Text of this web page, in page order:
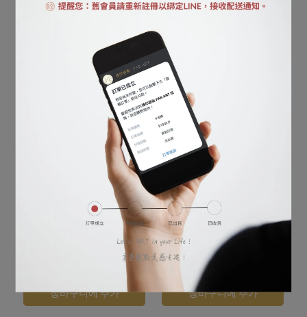
【 Mini 橫卷 】蘇軾・黃州
장바구니에 추가
【 Mini 橫卷 】趙孟頫・鵲
판매됨: 71
NT$3,780
【 Mini 橫卷 】郎世寧・百
장바구니에 추가
【 Mini 橫卷 】郎世寧・阿
玉錫持矛盪寇圖
판매됨: 67
NT$3,780
장바구니에 추가